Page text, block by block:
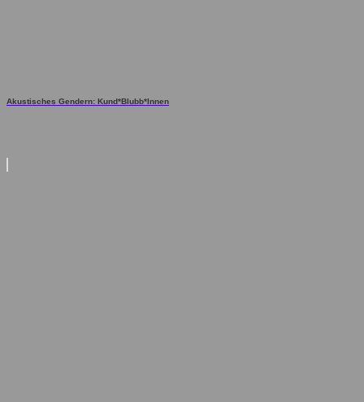
Akustisches Gendern: Kund*Blubb*Innen